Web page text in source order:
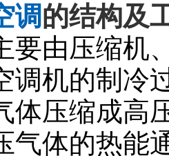
调的结构及
要由压缩机
调机的制冷
体压缩成高
气体的热能